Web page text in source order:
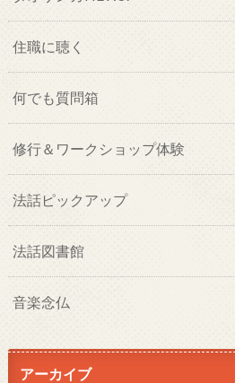
住職に聴く
何でも質問箱
修行＆ワークショップ体験
法話ピックアップ
法話図書館
音楽念仏
アーカイブ